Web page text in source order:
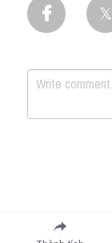
Submit